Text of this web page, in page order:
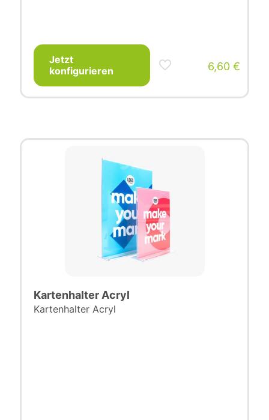
6,60 €
Jetzt
konfigurieren
Kartenhalter Acryl
Kartenhalter Acryl